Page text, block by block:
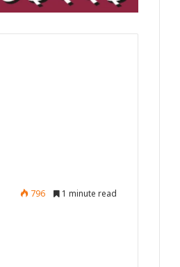
796 1 minute read